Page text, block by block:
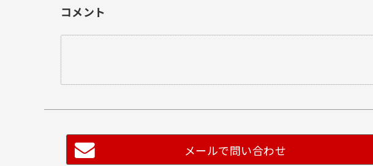
コメント
メールで問い合わせ